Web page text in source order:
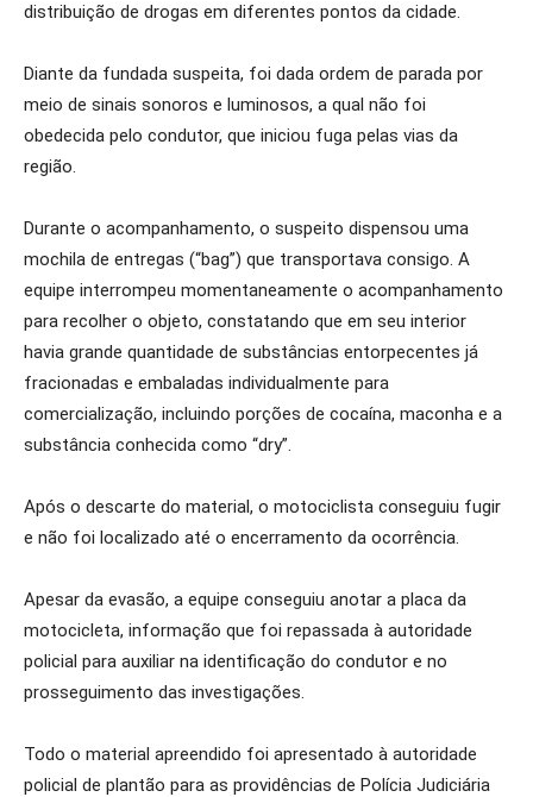
distribuição de drogas em diferentes pontos da cidade.
Diante da fundada suspeita, foi dada ordem de parada por
meio de sinais sonoros e luminosos, a qual não foi
obedecida pelo condutor, que iniciou fuga pelas vias da
região.
Durante o acompanhamento, o suspeito dispensou uma
mochila de entregas (“bag”) que transportava consigo. A
equipe interrompeu momentaneamente o acompanhamento
para recolher o objeto, constatando que em seu interior
havia grande quantidade de substâncias entorpecentes já
fracionadas e embaladas individualmente para
comercialização, incluindo porções de cocaína, maconha e a
substância conhecida como “dry”.
Após o descarte do material, o motociclista conseguiu fugir
e não foi localizado até o encerramento da ocorrência.
Apesar da evasão, a equipe conseguiu anotar a placa da
motocicleta, informação que foi repassada à autoridade
policial para auxiliar na identificação do condutor e no
prosseguimento das investigações.
Todo o material apreendido foi apresentado à autoridade
policial de plantão para as providências de Polícia Judiciária